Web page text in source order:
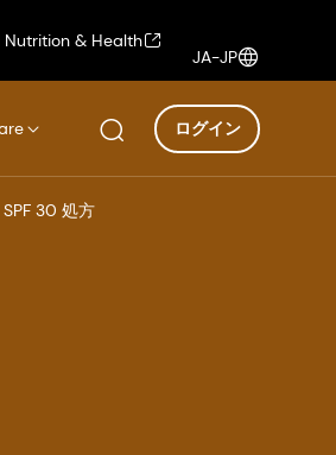
Nutrition & Health
JA-JP
ログイン
30 処方